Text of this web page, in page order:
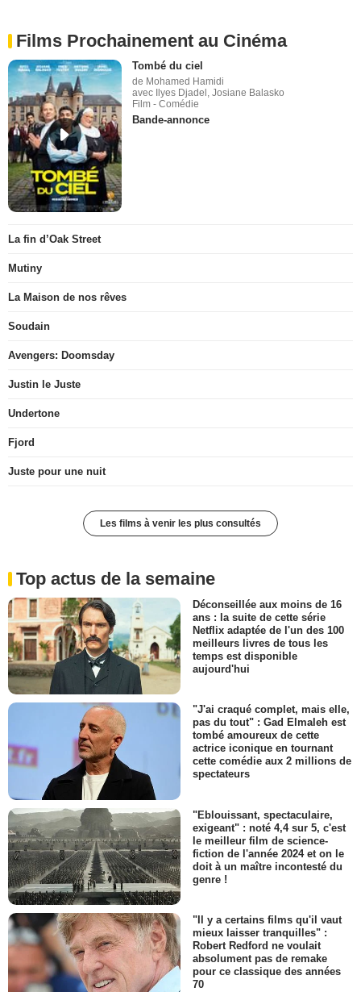
Films Prochainement au Cinéma
Tombé du ciel
de Mohamed Hamidi
avec Ilyes Djadel, Josiane Balasko
Film - Comédie
Bande-annonce
La fin d’Oak Street
Mutiny
La Maison de nos rêves
Soudain
Avengers: Doomsday
Justin le Juste
Undertone
Fjord
Juste pour une nuit
Les films à venir les plus consultés
Top actus de la semaine
Déconseillée aux moins de 16
ans : la suite de cette série
Netflix adaptée de l'un des 100
meilleurs livres de tous les
temps est disponible
aujourd'hui
"J'ai craqué complet, mais elle,
pas du tout" : Gad Elmaleh est
tombé amoureux de cette
actrice iconique en tournant
cette comédie aux 2 millions de
spectateurs
"Eblouissant, spectaculaire,
exigeant" : noté 4,4 sur 5, c'est
le meilleur film de science-
fiction de l'année 2024 et on le
doit à un maître incontesté du
genre !
"Il y a certains films qu'il vaut
mieux laisser tranquilles" :
Robert Redford ne voulait
absolument pas de remake
pour ce classique des années
70